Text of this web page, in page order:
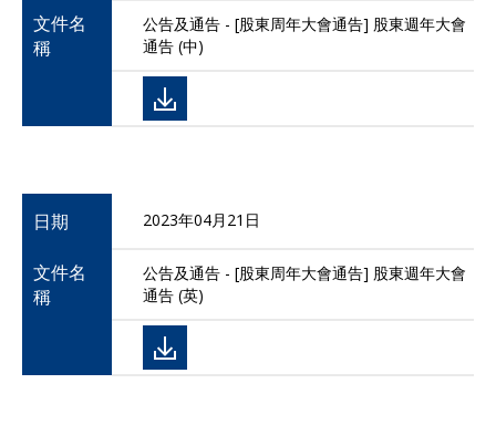
文件名
稱
公告及通告 - [股東周年大會通告] 股東週年大會
通告 (中)
日期 2023年04月21日
文件名
稱
公告及通告 - [股東周年大會通告] 股東週年大會
通告 (英)